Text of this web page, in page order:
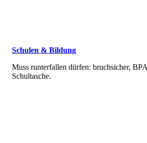
Schulen & Bildung
Muss runterfallen dürfen: bruchsicher,
Schultasche.